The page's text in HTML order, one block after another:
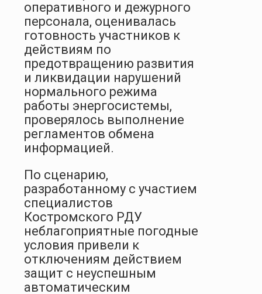
оперативного и дежурного
персонала, оценивалась
готовность участников к
действиям по
предотвращению развития
и ликвидации нарушений
нормального режима
работы энергосистемы,
проверялось выполнение
регламентов обмена
информацией.
По сценарию,
разработанному с участием
специалистов
Костромского РДУ
неблагоприятные погодные
условия привели к
отключениям действием
защит с неуспешным
автоматическим